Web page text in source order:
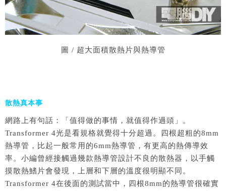
圖 / 超大面積散熱片與熱導管
散熱真本事
網路上有句話：「值得做的事情，就值得作過頭」。
Transformer 4光是看規格就覺得十分超過。四根超粗的8mm
熱導管，比起一般常用的6mm熱導管，有更高的熱傳導效
率。小編曾經接觸過幾款熱導管設計不良的散熱器，以手觸
摸散熱鰭片會發現，上層和下層的溫度很明顯不同。
Transformer 4在後面的測試當中，四根8mm的熱導管很確實